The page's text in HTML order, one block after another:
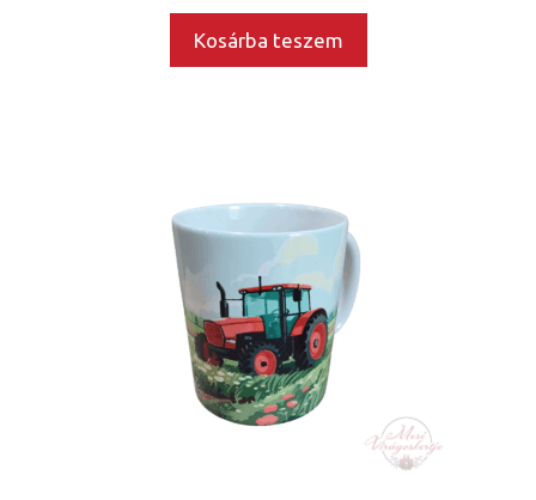
Kosárba teszem